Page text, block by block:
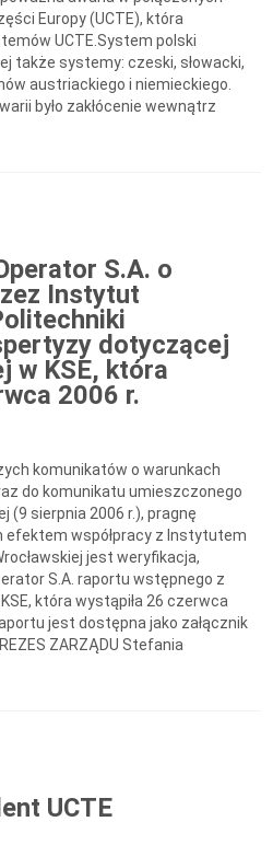
Europy (UCTE), która
UCTE.System polski
także systemy: czeski, słowacki,
austriackiego i niemieckiego.
było zakłócenie wewnątrz
S.A. o
Instytut
dotyczącej
w KSE, która
2006 r.
komunikatów o warunkach
do komunikatu umieszczonego
(9 sierpnia 2006 r.), pragnę
współpracy z Instytutem
jest weryfikacja,
S.A. raportu wstępnego z
która wystąpiła 26 czerwca
jest dostępna jako załącznik
ZARZĄDU Stefania
UCTE